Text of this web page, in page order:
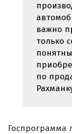
важно
только
по
Госпрограмма